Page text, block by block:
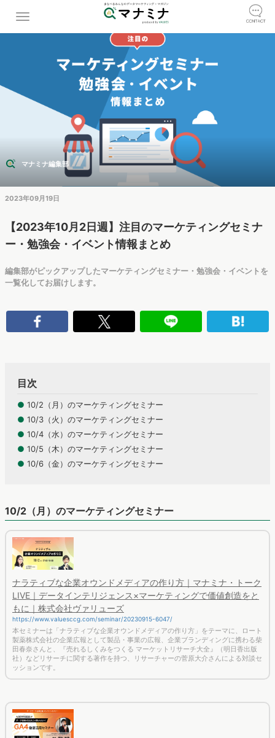
マナミナ編集部
2023年09月19日
【2023年10月2日週】注目のマーケティングセミナ
ー・勉強会・イベント情報まとめ
編集部がピックアップしたマーケティングセミナー・勉強会・イベントを
一覧化してお届けします。
目次
● 10/2（月）のマーケティングセミナー
● 10/3（火）のマーケティングセミナー
● 10/4（水）のマーケティングセミナー
● 10/5（木）のマーケティングセミナー
● 10/6（金）のマーケティングセミナー
10/2（月）のマーケティングセミナー
ナラティブな企業オウンドメディアの作り方｜マナミナ・トーク
LIVE｜データインテリジェンス×マーケティングで価値創造をと
もに｜株式会社ヴァリューズ
https://www.valuesccg.com/seminar/20230915-6047/
本セミナーは「ナラティブな企業オウンドメディアの作り方」をテーマに、ロート
製薬株式会社の企業広報として製品・事業の広報、企業ブランディングに携わる柴
田春奈さんと、『売れるしくみをつくる マーケットリサーチ大全』（明日香出版
社）などリサーチに関する著作を持つ、リサーチャーの菅原大介さんによる対談セ
ッションです。